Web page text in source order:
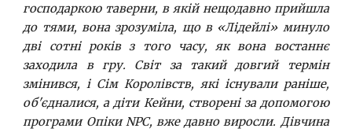
господаркою таверни, в якій нещодавно прийшла
до тями, вона зрозуміла, що в «Лідейлі» минуло
дві сотні років з того часу, як вона востаннє
заходила в гру. Світ за такий довгий термін
змінився, і Сім Королівств, які існували раніше,
об'єдналися, а діти Кейни, створені за допомогою
програми Опіки NPC, вже давно виросли. Дівчина